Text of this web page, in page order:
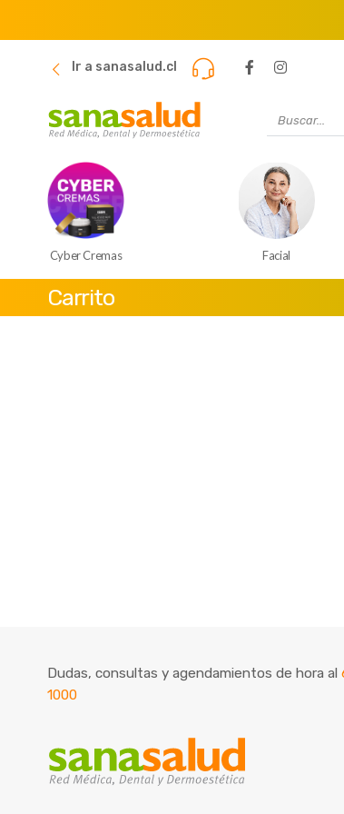
Ir a sanasalud.cl
Cyber Cremas Facial
Carrito
Dudas, consultas y agendamientos de hora al
1000